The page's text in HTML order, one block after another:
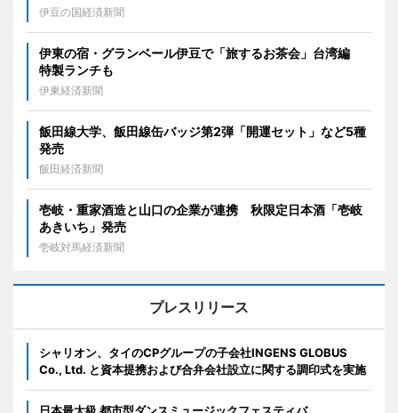
伊豆の国経済新聞
伊東の宿・グランベール伊豆で「旅するお茶会」台湾編
特製ランチも
伊東経済新聞
飯田線大学、飯田線缶バッジ第2弾「開運セット」など5種
発売
飯田経済新聞
壱岐・重家酒造と山口の企業が連携 秋限定日本酒「壱岐
あきいち」発売
壱岐対馬経済新聞
プレスリリース
シャリオン、タイのCPグループの子会社INGENS GLOBUS
Co., Ltd. と資本提携および合弁会社設立に関する調印式を実施